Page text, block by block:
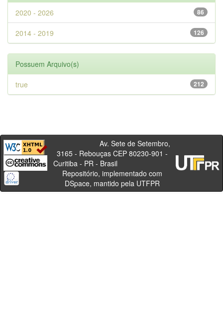
86
2020 - 2026
126
2014 - 2019
Possuem Arquivo(s)
212
true
Av. Sete de Setembro,
3165 - Rebouças CEP 80230-901 -
Curitiba - PR - Brasil
Repositório, implementado com
DSpace, mantido pela UTFPR